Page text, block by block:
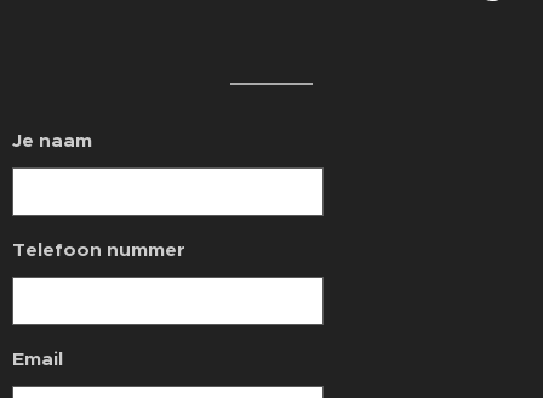
Je naam
Telefoon nummer
Email